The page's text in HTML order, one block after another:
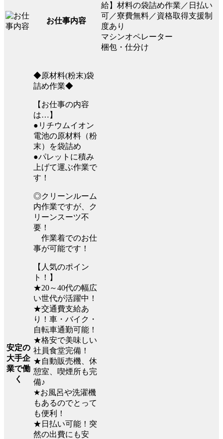
お仕事内容
給】材料の袋詰め作業／日払い
可／寮費無料／資格取得支援制
度あり
マシンオペレーター
梱包・仕分け
安定の
大手企
業で働
く
◆原材料(粉末)袋
詰め作業◆
【お仕事の内容
は…】
●リチウムイオン
電池の原材料（粉
末）を袋詰め
●パレットに積み
上げて運ぶ作業で
す！
◎クリーンルーム
内作業ですが、ク
リーンスーツ不
要！
作業着でのお仕
事が可能です！
【人気のポイン
ト！】
★20～40代の幅広
い世代が活躍中！
★交通費支給あ
り！車・バイク・
自転車通勤可能！
★格安で美味しい
社員食堂完備！
★自動販売機、休
憩室、喫煙所も完
備♪
★お風呂や洗濯機
もあるのでとって
も便利！
★日払い可能！突
然の出費にも安